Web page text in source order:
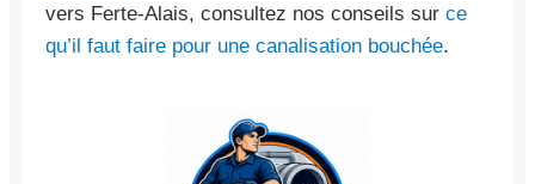
vers Ferte-Alais, consultez nos conseils sur ce
qu’il faut faire pour une canalisation bouchée.